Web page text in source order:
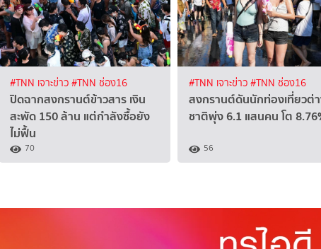
#TNN เจาะข่าว#TNN ช่อง16
ปิดฉากสงกรานต์ข้าวสาร เงิน
สะพัด 150 ล้าน แต่กำลังซื้อยัง
ไม่ฟื้น
70
#TNN เจาะข่าว#TNN ช่อง16
สงกรานต์ดันนักท่องเที่ยวต่
ชาติพุ่ง 6.1 แสนคน โต
56